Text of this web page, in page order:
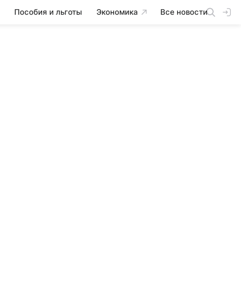
Пособия и льготы Экономика Все новости